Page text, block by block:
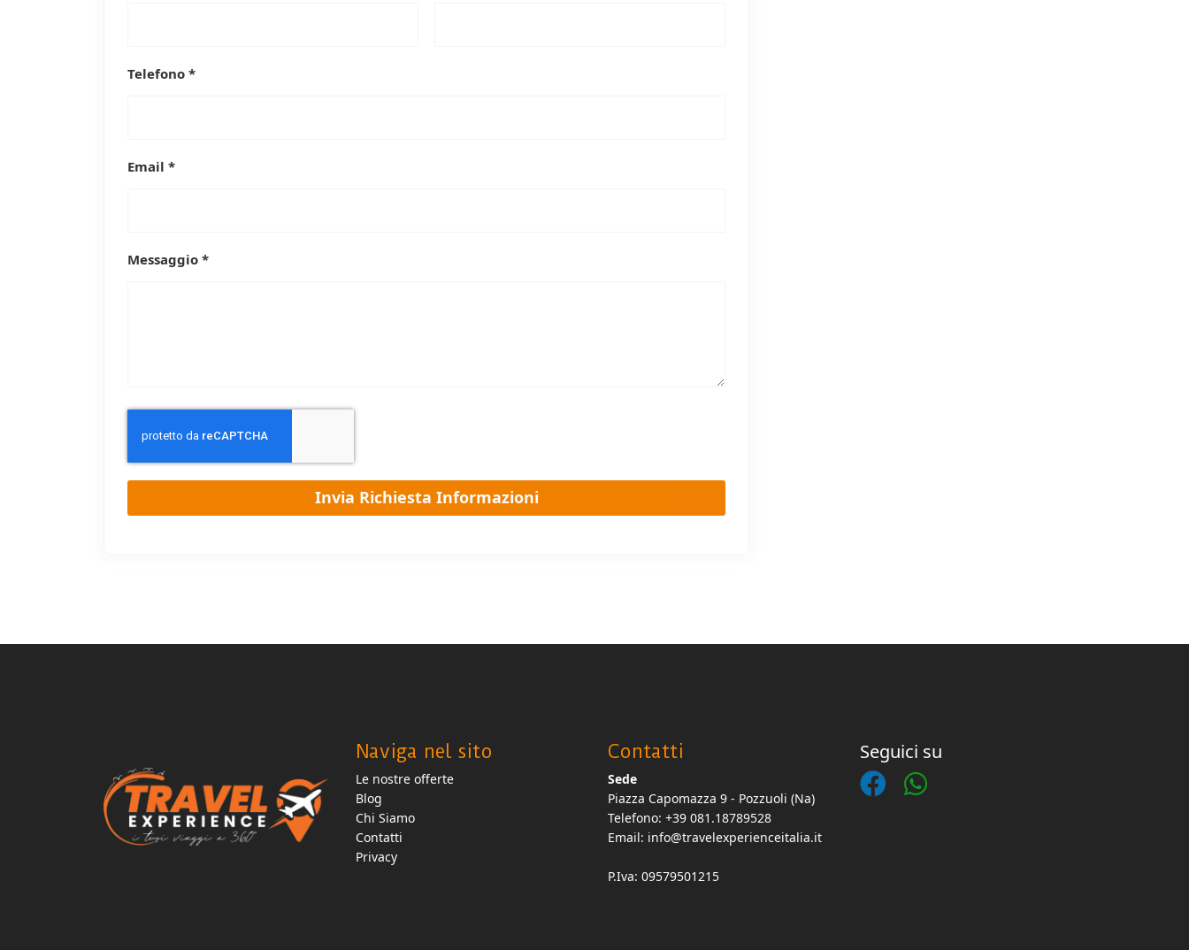
Telefono *
Email *
Messaggio *
Naviga nel sito
Le nostre offerte
Blog
Chi Siamo
Contatti
Privacy
Contatti
Sede
Piazza Capomazza 9 - Pozzuoli (Na)
Telefono: +39 081.18789528
Email: info@travelexperienceitalia.it
P.Iva: 09579501215
Seguici su